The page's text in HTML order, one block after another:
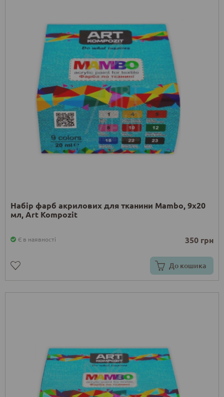
Набір фарб акрилових для тканини Mambo, 9х20
мл, Art Kompozit
Є в наявності 350 грн
До кошика